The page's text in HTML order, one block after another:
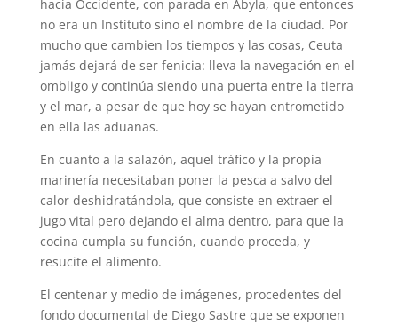
hacia Occidente, con parada en Abyla, que entonces
no era un Instituto sino el nombre de la ciudad. Por
mucho que cambien los tiempos y las cosas, Ceuta
jamás dejará de ser fenicia: lleva la navegación en el
ombligo y continúa siendo una puerta entre la tierra
y el mar, a pesar de que hoy se hayan entrometido
en ella las aduanas.
En cuanto a la salazón, aquel tráfico y la propia
marinería necesitaban poner la pesca a salvo del
calor deshidratándola, que consiste en extraer el
jugo vital pero dejando el alma dentro, para que la
cocina cumpla su función, cuando proceda, y
resucite el alimento.
El centenar y medio de imágenes, procedentes del
fondo documental de Diego Sastre que se exponen